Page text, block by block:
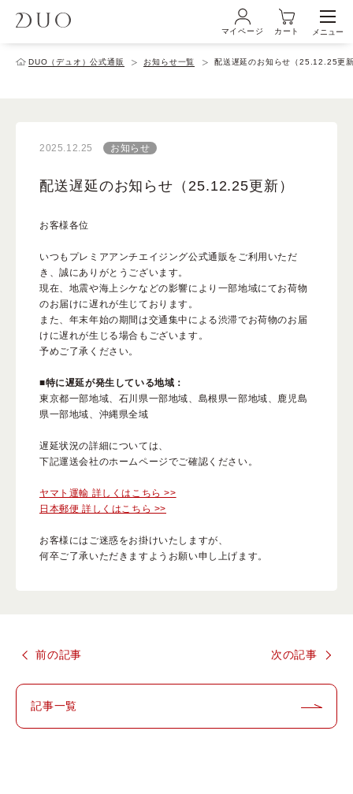
ログイン・新規会員登録
ブランド
サービス
キャンペーン・特集
よくある質問
スペシャルコンテンツ
クレンジングバームの魅力
美容情報を発信・キレイをサポートするWebメディア
マイページ カート メニュー
DUO（デュオ）公式通販 お知らせ一覧 配送遅延のお知らせ（25.12.25更
2025.12.25 お知らせ
配送遅延のお知らせ（25.12.25更新）
お客様各位
いつもプレミアアンチエイジング公式通販をご利用いただ
き、誠にありがとうございます。
現在、地震や海上シケなどの影響により一部地域にてお荷物
のお届けに遅れが生じております。
また、年末年始の期間は交通集中による渋滞でお荷物のお届
けに遅れが生じる場合もございます。
予めご了承ください。
■特に遅延が発生している地域：
東京都一部地域、石川県一部地域、島根県一部地域、鹿児島
県一部地域、沖縄県全域
遅延状況の詳細については、
下記運送会社のホームページでご確認ください。
ヤマト運輸 詳しくはこちら >>
日本郵便 詳しくはこちら >>
お客様にはご迷惑をお掛けいたしますが、
何卒ご了承いただきますようお願い申し上げます。
前の記事
記事一覧
次の記事